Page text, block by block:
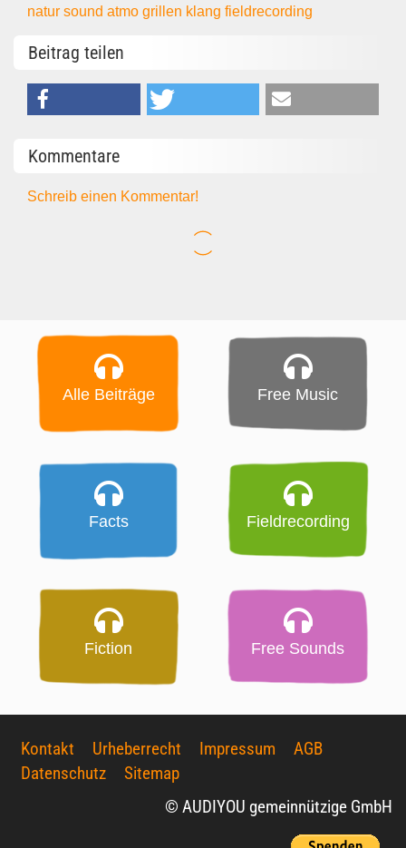
natursoundatmogrillen klangfieldrecording
Beitrag teilen
Kommentare
Schreib einen Kommentar!
Alle Beiträge Free Music
Facts Fieldrecording
Fiction Free Sounds
Kontakt Urheberrecht Impressum
AGB
Datenschutz
Sitemap
© AUDIYOU gemeinnützige GmbH